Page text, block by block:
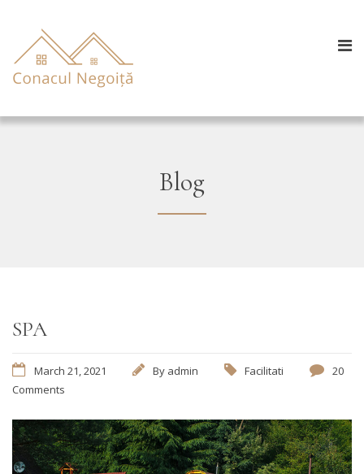
Blog
SPA
March 21, 2021 By admin Facilitati
20
Comments